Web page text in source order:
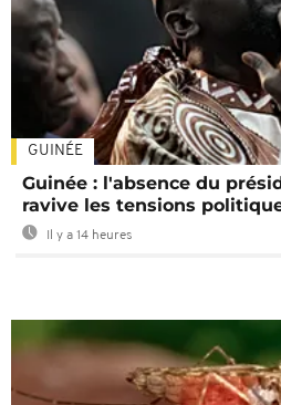
GUINÉE
Guinée : l'absence du
ravive les tensions
Il y a 14 heures